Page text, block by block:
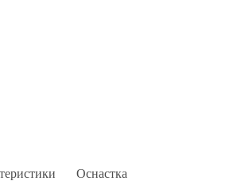
Оснастка